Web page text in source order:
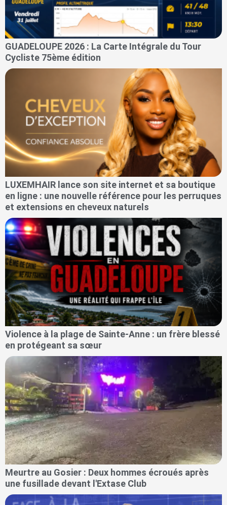
GUADELOUPE 2026 : La Carte Intégrale du Tour
Cycliste 75ème édition
LUXEMHAIR lance son site internet et sa boutique
en ligne : une nouvelle référence pour les perruques
et extensions en cheveux naturels
Violence à la plage de Sainte-Anne : un frère blessé
en protégeant sa sœur
Meurtre au Gosier : Deux hommes écroués après
une fusillade devant l'Extase Club